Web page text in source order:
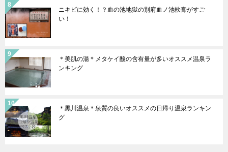
ニキビに効く！？血の池地獄の別府血ノ池軟膏がすご
い！
＊美肌の湯＊メタケイ酸の含有量が多いオススメ温泉ラ
ンキング
＊黒川温泉＊泉質の良いオススメの日帰り温泉ランキン
グ